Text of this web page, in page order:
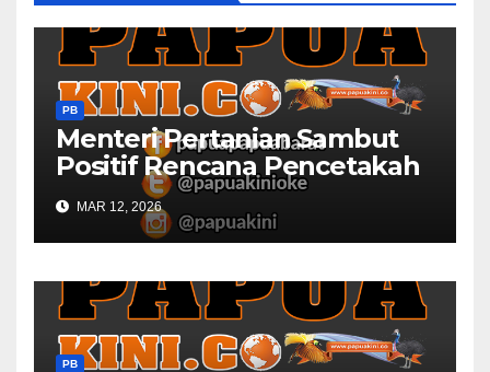
PB
Menteri Pertanian Sambut
Positif Rencana Pencetakah
Sawah dan Ladang di Papua
Barat
MAR 12, 2026
PB